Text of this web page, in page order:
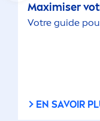
Maximiser
Votre guide
EN SAVOIR